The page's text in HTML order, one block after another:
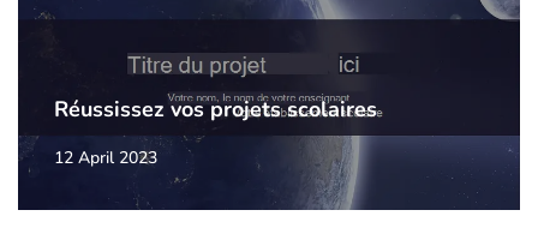
Réussissez vos projets scolaires
12 April 2023